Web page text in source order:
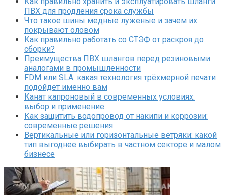
ПВХ для продления срока службы
Что такое шины медные луженые и зачем их
покрывают оловом
Как правильно работать со СТЭФ от раскроя до
сборки?
Преимущества ПВХ шлангов перед резиновыми
аналогами в промышленности
FDM или SLA: какая технология трёхмерной печати
подойдёт именно вам
Канат капроновый в современных условиях:
выбор и применение
Как защитить водопровод от накипи и коррозии:
современные решения
Вертикальные или горизонтальные ветряки: какой
тип выгоднее выбирать в частном секторе и малом
бизнесе